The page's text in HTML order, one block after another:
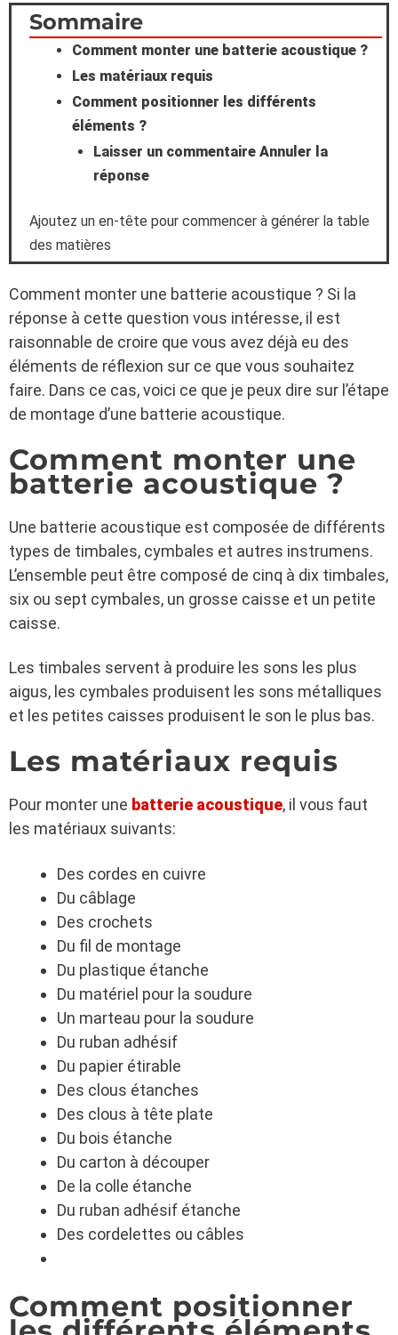
Sommaire
Comment monter une batterie acoustique ?
Les matériaux requis
Comment positionner les différents
éléments ?
Laisser un commentaire Annuler la
réponse
Ajoutez un en-tête pour commencer à générer la table
des matières
Scroll
Comment monter une batterie acoustique ? Si la
réponse à cette question vous intéresse, il est
raisonnable de croire que vous avez déjà eu des
éléments de réflexion sur ce que vous souhaitez
faire. Dans ce cas, voici ce que je peux dire sur l’étape
de montage d’une batterie acoustique.
Comment monter une
batterie acoustique ?
Une batterie acoustique est composée de différents
types de timbales, cymbales et autres instrumens.
L’ensemble peut être composé de cinq à dix timbales,
six ou sept cymbales, un grosse caisse et un petite
caisse.
Les timbales servent à produire les sons les plus
aigus, les cymbales produisent les sons métalliques
et les petites caisses produisent le son le plus bas.
Les matériaux requis
Pour monter une batterie acoustique, il vous faut
les matériaux suivants:
Des cordes en cuivre
Du câblage
Des crochets
Du fil de montage
Du plastique étanche
Du matériel pour la soudure
Un marteau pour la soudure
Du ruban adhésif
Du papier étirable
Des clous étanches
Des clous à tête plate
Du bois étanche
Du carton à découper
De la colle étanche
Du ruban adhésif étanche
Des cordelettes ou câbles
Comment positionner